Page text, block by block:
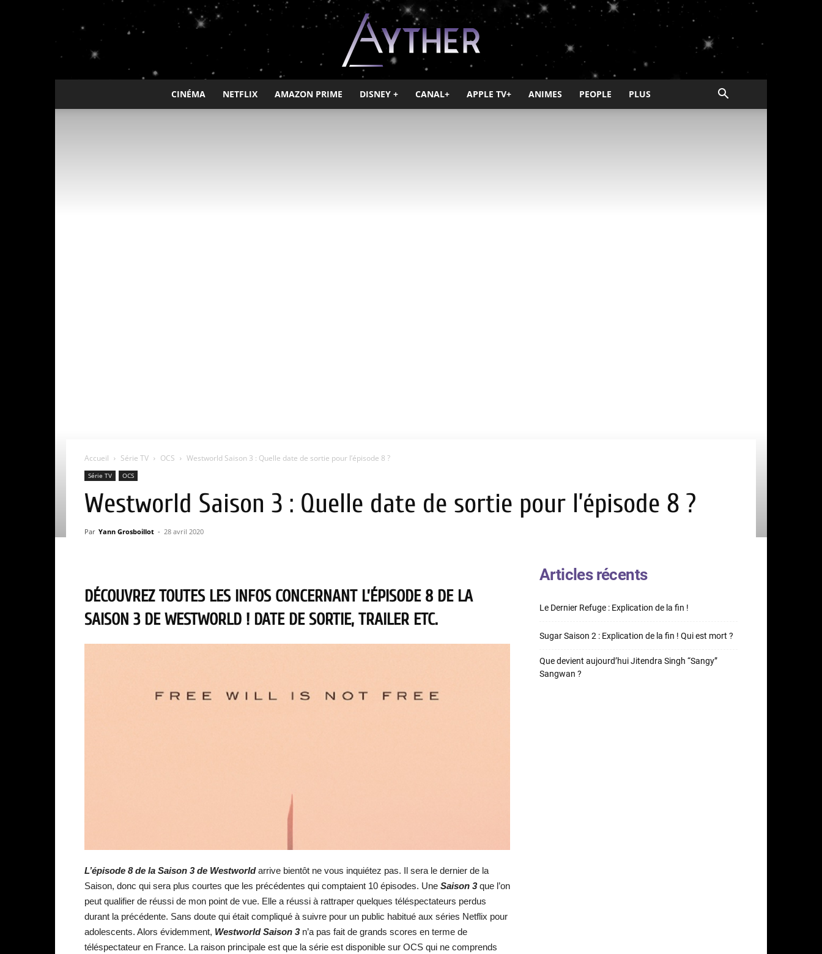
Ayther
CINÉMA NETFLIX AMAZON PRIME DISNEY + CANAL+ APPLE TV+ ANIMES PEOPLE PLUS
Accueil Série TV OCS Westworld Saison 3 : Quelle date de sortie pour l’épisode 8 ?
Série TV OCS
Westworld Saison 3 : Quelle date de sortie pour l’épisode 8 ?
Par Yann Grosboillot - 28 avril 2020
DÉCOUVREZ TOUTES LES INFOS CONCERNANT L’ÉPISODE 8 DE LA
SAISON 3 DE WESTWORLD ! DATE DE SORTIE, TRAILER ETC.
L’épisode 8 de la Saison 3 de Westworldarrive bientôt ne vous inquiétez pas. Il sera le dernier de la
Saison, donc qui sera plus courtes que les précédentes qui comptaient 10 épisodes. Une Saison 3que l’on
peut qualifier de réussi de mon point de vue. Elle a réussi à rattraper quelques téléspectateurs perdus
durant la précédente. Sans doute qui était compliqué à suivre pour un public habitué aux séries Netflix pour
adolescents. Alors évidemment, Westworld Saison 3n’a pas fait de grands scores en terme de
téléspectateur en France. La raison principale est que la série est disponible sur OCS qui ne comprends
Articles récents
Le Dernier Refuge : Explication de la fin !
Sugar Saison 2 : Explication de la fin ! Qui est mort ?
Que devient aujourd’hui Jitendra Singh “Sangy”
Sangwan ?